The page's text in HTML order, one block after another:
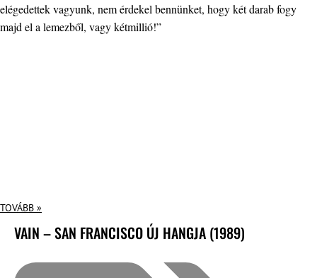
elégedettek vagyunk, nem érdekel bennünket, hogy két darab fogy
majd el a lemezből, vagy kétmillió!”
TOVÁBB »
VAIN – SAN FRANCISCO ÚJ HANGJA (1989)